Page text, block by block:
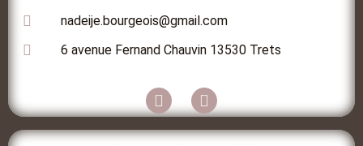
nadeije.bourgeois@gmail.com
6 avenue Fernand Chauvin 13530 Trets